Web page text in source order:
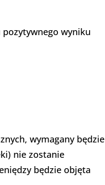
wyniku
wymagany będzie
nie zostanie
będzie objęta